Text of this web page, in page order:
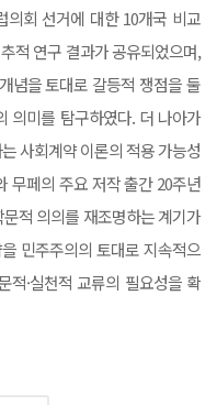
의회 선거에 대한 10개국 비교
적 연구 결과가 공유되었으며,
념을 토대로 갈등적 쟁점을 둘
의미를 탐구하였다. 더 나아가
사회계약 이론의 적용 가능성
무페의 주요 저작 출간 20주년
적 의의를 재조명하는 계기가
민주주의의 토대로 지속적으
적·실천적 교류의 필요성을 확